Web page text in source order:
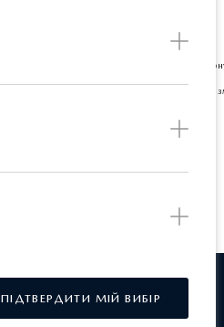
конкретної одиниці товару прохання
залишає за собою право вносити
ПІДТВЕРДИТИ МІЙ ВИБІР